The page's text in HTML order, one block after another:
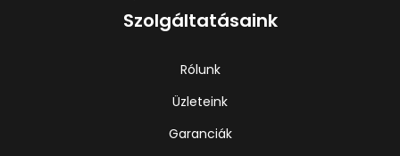
Szolgáltatásaink
Rólunk
Üzleteink
Garanciák